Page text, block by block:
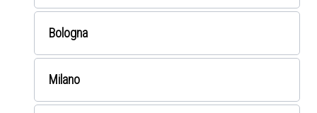
Bologna
Milano